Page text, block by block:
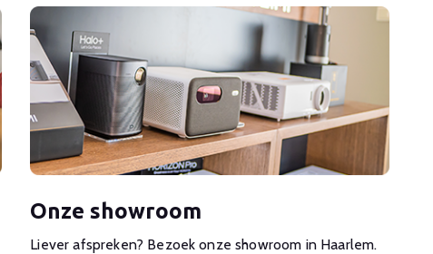
Onze showroom
Liever afspreken? Bezoek onze showroom in Haarlem.